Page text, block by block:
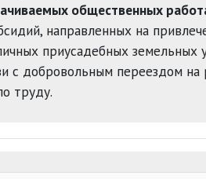
общественных
направленных на
приусадебных земельных
с добровольным переездом
труду.